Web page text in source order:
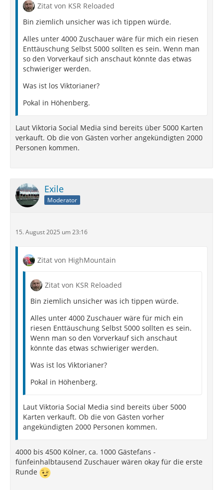
Zitat von KSR Reloaded
Bin ziemlich unsicher was ich tippen würde.
Alles unter 4000 Zuschauer wäre für mich ein riesen
Enttäuschung Selbst 5000 sollten es sein. Wenn man
so den Vorverkauf sich anschaut könnte das etwas
schwieriger werden.
Was ist los Viktorianer?
Pokal in Höhenberg.
Laut Viktoria Social Media sind bereits über 5000 Karten
verkauft. Ob die von Gästen vorher angekündigten 2000
Personen kommen.
Exile
Moderator
15. August 2025 um 23:16
Zitat von HighMountain
Zitat von KSR Reloaded
Bin ziemlich unsicher was ich tippen würde.
Alles unter 4000 Zuschauer wäre für mich ein
riesen Enttäuschung Selbst 5000 sollten es sein.
Wenn man so den Vorverkauf sich anschaut
könnte das etwas schwieriger werden.
Was ist los Viktorianer?
Pokal in Höhenberg.
Laut Viktoria Social Media sind bereits über 5000
Karten verkauft. Ob die von Gästen vorher
angekündigten 2000 Personen kommen.
4000 bis 4500 Kölner, ca. 1000 Gästefans -
fünfeinhalbtausend Zuschauer wären okay für die erste
Runde